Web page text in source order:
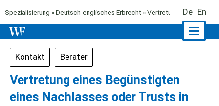
Spezialisierung »Deutsch-englisches Erbrecht » Vertretung von
De En
Kontakt
Berater
Vertretung eines Begünstigten
eines Nachlasses oder Trusts in